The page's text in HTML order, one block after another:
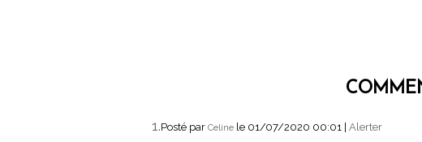
1.Posté par Celine le 01/07/2020 00:01 Alerter